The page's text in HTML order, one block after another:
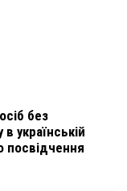
без
українській
посвідчення